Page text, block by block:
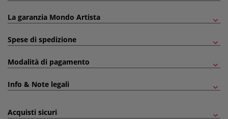
La garanzia Mondo Artista
Spese di spedizione
Modalità di pagamento
Info & Note legali
Acquisti sicuri